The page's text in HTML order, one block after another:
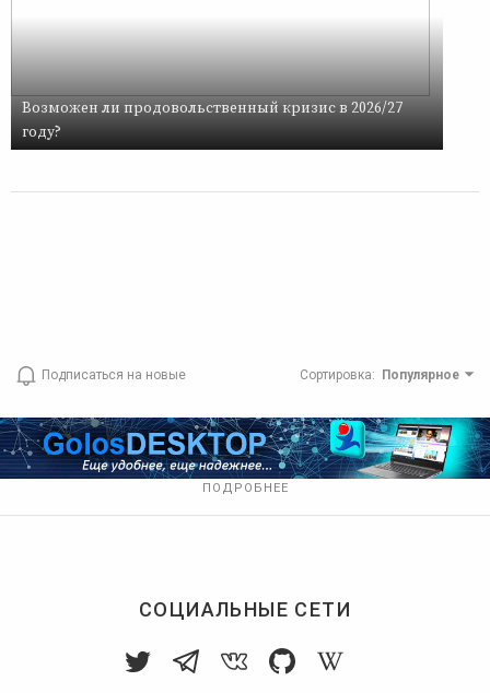
Возможен ли продовольственный кризис в 2026/27
году?
Подписаться на новые Сортировка: Популярное
ПОДРОБНЕЕ
СОЦИАЛЬНЫЕ СЕТИ